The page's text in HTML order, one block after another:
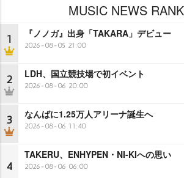
MUSIC NEWS
1 『ノノガ』出身「TAKARA」デビュー
2026-08-05 21:00
2 LDH、国立競技場で初イベント
2026-08-06 20:00
3 なんばに1.25万人アリーナ誕生へ
2026-08-06 11:40
4
TAKERU、ENHYPEN・NI-KIへの思い
2026-08-06 06:00